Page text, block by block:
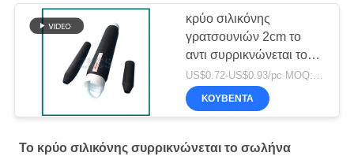
κρύο σιλικόνης
γρατσουνιών 2cm το
αντι συρρικνώνεται το
σωλήνα
US$0.72-US$0.93/pc MOQ:1000PCS
ΚΟΥΒΈΝΤΑ
Το κρύο σιλικόνης συρρικνώνεται το σωλήνα